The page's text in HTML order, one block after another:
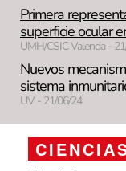
Primera
superficie ocular
UMH/CSIC Valencia -
Nuevos
sistema
UV - 21/06/24